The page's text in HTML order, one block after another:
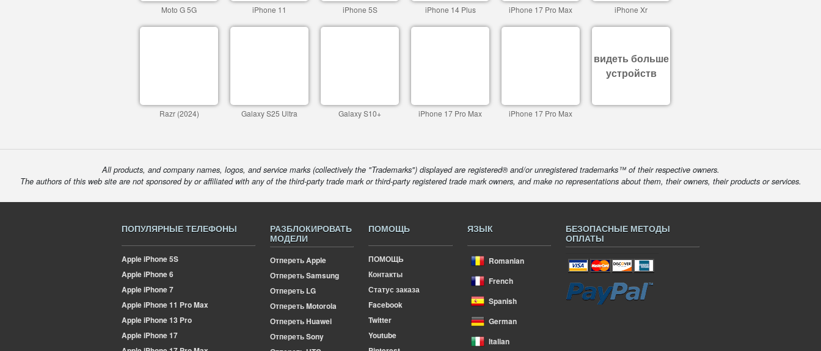
Moto G 5G iPhone 11 iPhone 5S iPhone 14 Plus iPhone 17 Pro Max iPhone Xr
Razr (2024) Galaxy S25 Ultra Galaxy S10+ iPhone 17 Pro Max iPhone 17 Pro Max
видеть больше
устройств
All products, and company names, logos, and service marks (collectively the "Trademarks") displayed are registered® and/or unregistered trademarks™ of their respective owners.
The authors of this web site are not sponsored by or affiliated with any of the third-party trade mark or third-party registered trade mark owners, and make no representations about them, their owners, their products or services.
ПОПУЛЯРНЫЕ ТЕЛЕФОНЫ
AppleiPhone 5S
AppleiPhone 6
AppleiPhone 7
AppleiPhone 11 Pro Max
AppleiPhone 13 Pro
AppleiPhone 17
РАЗБЛОКИРОВАТЬ
МОДЕЛИ
Отпереть Apple
Отпереть Samsung
Отпереть LG
Отпереть Motorola
Отпереть Huawei
Отпереть Sony
ПОМОЩЬ
ПОМОЩЬ
Контакты
Статус заказа
Facebook
Twitter
Youtube
ЯЗЫК
Romanian
French
Spanish
German
Italian
БЕЗОПАСНЫЕ МЕТОДЫ
ОПЛАТЫ